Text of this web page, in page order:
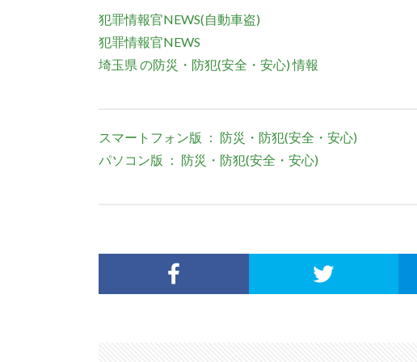
犯罪情報官NEWS(自動車盗)
犯罪情報官NEWS
埼玉県 の防災・防犯(安全・安心) 情報
スマートフォン版 ： 防災・防犯(安全・安心)
パソコン版 ： 防災・防犯(安全・安心)